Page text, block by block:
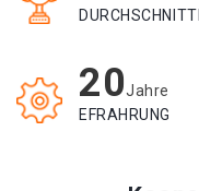
20Jahre
EFRAHRUNG